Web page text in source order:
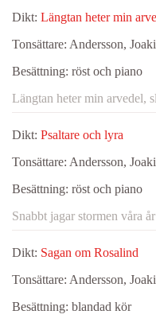
Dikt: Längtan heter min
Tonsättare: Andersson,
Besättning: röst och piano
Längtan heter min arvedel,
Dikt: Psaltare och lyra
Tonsättare: Andersson,
Besättning: röst och piano
Snabbt jagar stormen våra år
Dikt: Sagan om Rosalind
Tonsättare: Andersson,
Besättning: blandad kör